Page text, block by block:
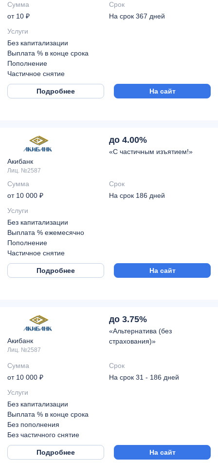
Сумма
от 10 ₽
Срок
На срок 367 дней
Услуги
Без капитализации
Выплата % в конце срока
Пополнение
Частичное снятие
Подробнее На сайт
Акибанк
Лиц. №2587
до 4.00%
«С частичным изъятием!»
Сумма
от 10 000 ₽
Срок
На срок 186 дней
Услуги
Без капитализации
Выплата % ежемесячно
Пополнение
Частичное снятие
Подробнее На сайт
Акибанк
Лиц. №2587
до 3.75%
«Альтернатива (без
страхования)»
Сумма
от 10 000 ₽
Срок
На срок 31 - 186 дней
Услуги
Без капитализации
Выплата % в конце срока
Без пополнения
Без частичного снятие
Подробнее На сайт